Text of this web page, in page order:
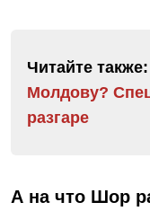
Читайте также:
Молдову?
разгаре
А на что Шор